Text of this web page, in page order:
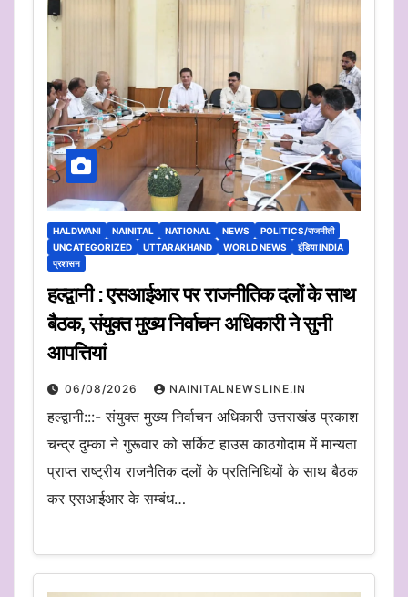
HALDWANI NAINITAL NATIONAL NEWS
POLITICS/राजनीती
UNCATEGORIZED
UTTARAKHAND WORLD NEWS
इंडिया INDIA
प्रशासन
हल्द्वानी : एसआईआर पर राजनीतिक दलों के साथ
बैठक, संयुक्त मुख्य निर्वाचन अधिकारी ने सुनी
आपत्तियां
06/08/2026 NAINITALNEWSLINE.IN
हल्द्वानी:::- संयुक्त मुख्य निर्वाचन अधिकारी उत्तराखंड प्रकाश
चन्द्र दुम्का ने गुरूवार को सर्किट हाउस काठगोदाम में मान्यता
प्राप्त राष्ट्रीय राजनैतिक दलों के प्रतिनिधियों के साथ बैठक
कर एसआईआर के सम्बंध…